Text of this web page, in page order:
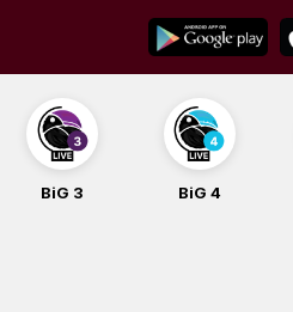
content
BiG 3 BiG 4